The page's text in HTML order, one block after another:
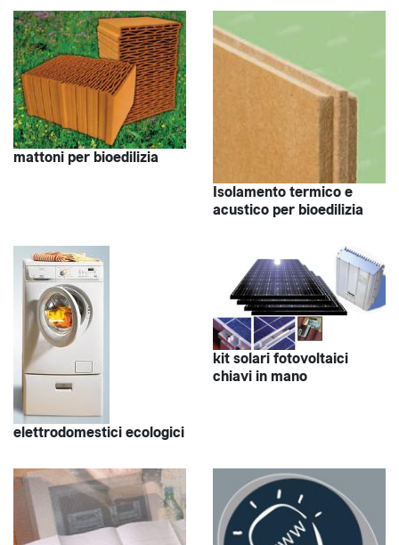
mattoni per bioedilizia
Isolamento termico e
acustico per bioedilizia
elettrodomestici ecologici
kit solari fotovoltaici
chiavi in mano